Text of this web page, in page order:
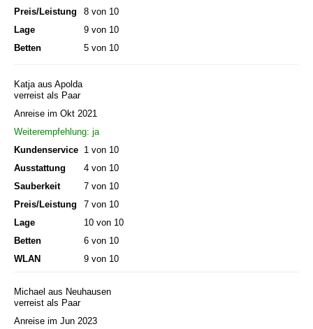
Preis/Leistung
8 von 10
Lage
9 von 10
Betten
5 von 10
Katja aus Apolda
verreist als Paar
Anreise im Okt 2021
Weiterempfehlung: ja
Kundenservice 1 von 10
Ausstattung
4 von 10
Sauberkeit
7 von 10
Preis/Leistung
7 von 10
Lage
10 von 10
Betten
6 von 10
WLAN
9 von 10
Michael aus Neuhausen
verreist als Paar
Anreise im Jun 2023